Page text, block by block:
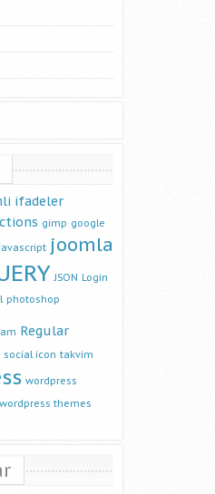
ifadeler
gimp google
javascript joomla
JSON Login
photoshop
Regular
social icon takvim
wordpress
wordpress themes